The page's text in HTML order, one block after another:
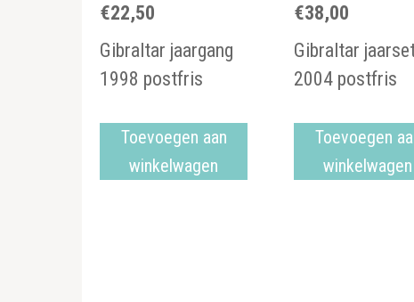
€22,50
Gibraltar jaargang
1998 postfris
Toevoegen aan
winkelwagen
€38,00
Gibraltar
2004 postfris
Toevoegen
winkelwagen